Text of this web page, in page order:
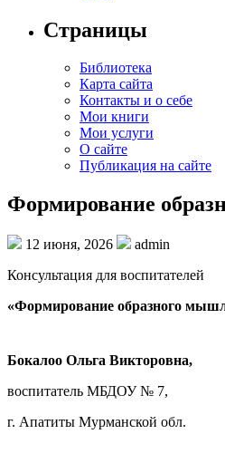
Страницы
Библиотека
Карта сайта
Контакты и о себе
Мои книги
Мои услуги
О сайте
Публикация на сайте
Формирование
12 июня, 2026
admin
Консультация для воспитателей
«Формирование образного
Бокалоо Ольга Викторовна,
воспитатель МБДОУ № 7,
г. Апатиты Мурманской обл.